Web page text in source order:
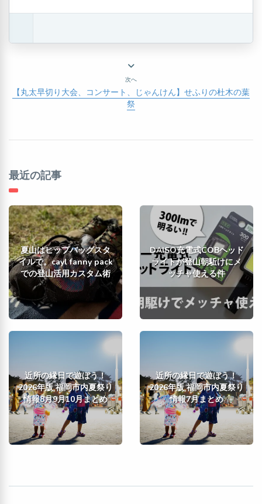
次へ
【丸太早切り大会、コンサート、じゃんけん】せふりの杜木の葉
祭
最近の記事
夏山はヒップバッグスタ
イルで。cayl fanny pack
での登山活用カスタム術
DAISO充電式COBヘッド
ライトが登山朝駈けにメ
ッチャ使える件
近所の縁日で遊ぼう！
2026年版 福岡市内夏祭り
情報8月9月10月まとめ
近所の縁日で遊ぼう！
2026年版 福岡市内夏祭り
情報7月まとめ